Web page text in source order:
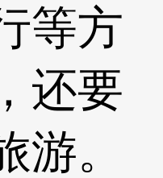
等方
还要
游。